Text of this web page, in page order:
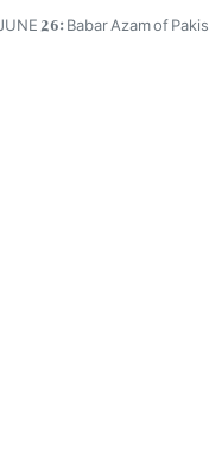
26: Babar Azam of